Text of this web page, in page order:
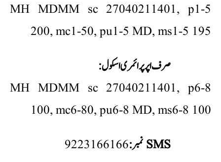
MH MDMM sc 27040211401, p1-5
200, mc1-50, pu1-5 MD, ms1-5 195
صرف اپر پرائمری اسکول:
MH MDMM sc 27040211401, p6-8
100, mc6-80, pu6-8 MD, ms6-8 100
SMS نمبر: